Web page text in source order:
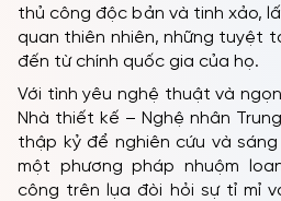
thủ công độc bản và tinh xảo,
quan thiên nhiên, những tuyệt
đến từ chính quốc gia của họ.
Với tình yêu nghệ thuật và
Nhà thiết kế – Nghệ nhân
thập kỷ để nghiên cứu và
một phương pháp nhuộm
công trên lụa đòi hỏi sự tỉ mỉ